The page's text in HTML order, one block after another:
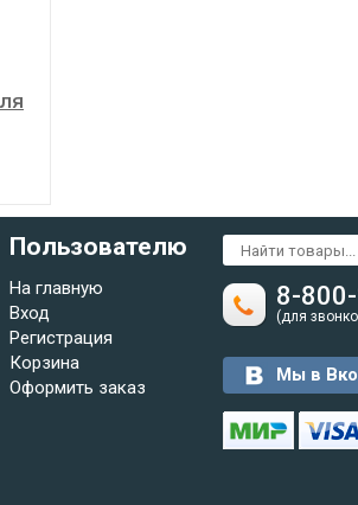
Пользователю
На главную
Вход
Регистрация
Корзина
Оформить заказ
8-
(для
Мы в